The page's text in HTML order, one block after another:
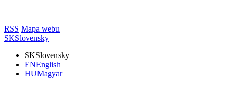
RSS Mapa webu
SKSlovensky
SKSlovensky
ENEnglish
HUMagyar